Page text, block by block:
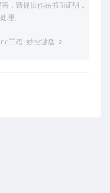
，请提供作品书面证明，
理。
工程-妙控键盘